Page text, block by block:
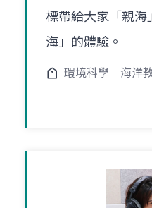
標帶給大家「親海
海」的體驗。
環境科學 海洋